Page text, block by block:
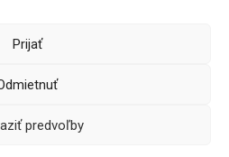
Prijať
predvoľby